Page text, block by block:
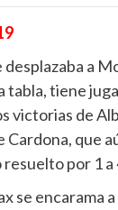
desplazaba a
tabla, tiene
victorias de
que
por 1 a
se encarama